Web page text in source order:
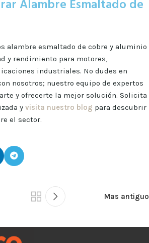
Alambre Esmaltado de
alambre esmaltado de cobre y aluminio
y rendimiento para motores,
industriales. No dudes en
nosotros; nuestro equipo de expertos
y ofrecerte la mejor solución. Solicita
y visita nuestro blog para descubrir
el sector.
Mas antiguo